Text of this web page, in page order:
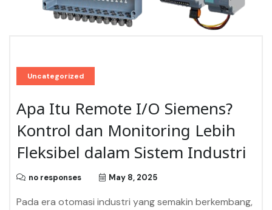
Uncategorized
Apa Itu Remote I/O Siemens?
Kontrol dan Monitoring Lebih
Fleksibel dalam Sistem Industri
no responses May 8, 2025
Pada era otomasi industri yang semakin berkembang,